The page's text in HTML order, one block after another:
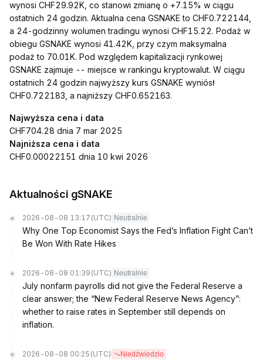
wynosi CHF29.92K, co stanowi zmianę o +7.15% w ciągu
ostatnich 24 godzin. Aktualna cena GSNAKE to CHF0.722144,
a 24-godzinny wolumen tradingu wynosi CHF15.22. Podaż w
obiegu GSNAKE wynosi 41.42K, przy czym maksymalna
podaż to 70.01K. Pod względem kapitalizacji rynkowej
GSNAKE zajmuje -- miejsce w rankingu kryptowalut. W ciągu
ostatnich 24 godzin najwyższy kurs GSNAKE wyniósł
CHF0.722183, a najniższy CHF0.652163.
Najwyższa cena i data
CHF704.28 dnia 7 mar 2025
Najniższa cena i data
CHF0.00022151 dnia 10 kwi 2026
Aktualności gSNAKE
2026-08-08 13:17 (UTC) Neutralnie
Why One Top Economist Says the Fed’s Inflation Fight Can’t
Be Won With Rate Hikes
2026-08-08 01:39 (UTC) Neutralnie
July nonfarm payrolls did not give the Federal Reserve a
clear answer; the “New Federal Reserve News Agency”:
whether to raise rates in September still depends on
inflation.
2026-08-08 00:25 (UTC) Niedźwiedzio